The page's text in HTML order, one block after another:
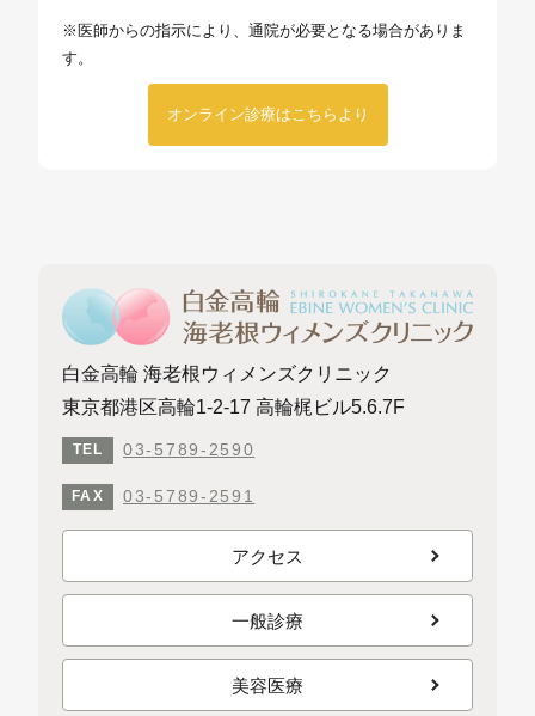
※医師からの指示により、通院が必要となる場合がありま
す。
オンライン診療はこちらより
白金高輪 海老根ウィメンズクリニック
東京都港区高輪1-2-17 高輪梶ビル5.6.7F
TEL 03-5789-2590
FAX 03-5789-2591
アクセス
一般診療
美容医療